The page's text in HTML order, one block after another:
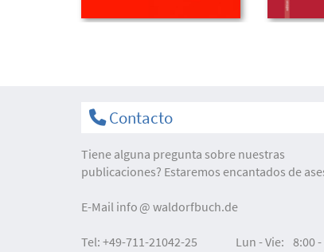
Contacto
Tiene alguna pregunta sobre nuestras
publicaciones? Estaremos encantados de
E-Mail info waldorfbuch.de
Tel: +49-711-21042-25
Lun - Vie:
8:00